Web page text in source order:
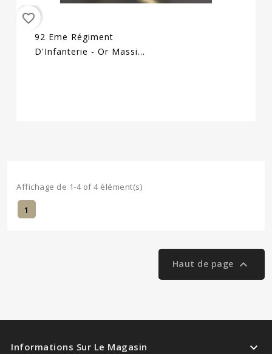
favorite_border
92 Eme Régiment
D'Infanterie - Or Massif
Affichage de 1-4 of 4 élément(s)
1
Haut de page 
Informations Sur Le Magasin 